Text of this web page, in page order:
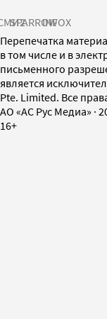
SPARROWINFOX
Перепечатка
в том числе и в
письменного
является
Pte. Limited. Все
AO «АС Рус Медиа» ·
16+